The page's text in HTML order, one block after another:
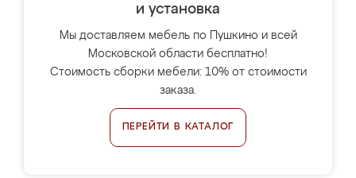
и установка
Мы доставляем мебель по Пушкино и всей
Московской области бесплатно!
Стоимость сборки мебели: 10% от стоимости
заказа.
ПЕРЕЙТИ В КАТАЛОГ